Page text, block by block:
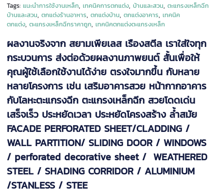
Tags:แนะนำการใช้งานเหล็ก,เทคนิคการตกแต่ง,บ้านและสวน,ตะแกรงเหล็กฉีก
บ้านและสวน,ตกแต่งร้านอาหาร,ตกแต่งบ้าน,ตกแต่งอาคาร,เทคนิค
ตกแต่ง,ตะแกรงเหล็กฉีกราคาถูก,เทคนิคตกแต่งตะแกรงเหล็ก
ผลงานจริงจาก สยามเพียเลส เรืองสตีล เราใส่ใจทุก
กระบวนการ ส่งต่อด้วยผลงานภาพยนต์ สั้นเพื่อให้
คุณผู้ใช้เลือกใช้งานได้ง่าย ตรงใจมากขึ้น กับหลาย
หลายโครงการ เช่น เสริมอาคารสวย หน้ากากอาคาร
กับโลหะตะแกรงฉีก ตะแกรงเหล็กฉีก สวยโดดเด่น
เสร็จเร็ว ประหยัดเวลา ประหยัดโครงสร้าง ล้ำสมัย
FACADE PERFORATED SHEET/CLADDING /
WALL PARTITION/ SLIDING DOOR / WINDOWS
/ perforated decorative sheet / WEATHERED
STEEL / SHADING CORRIDOR / ALUMINIUM
/STANLESS / STEE